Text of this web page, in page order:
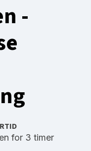
-
for 3 timer